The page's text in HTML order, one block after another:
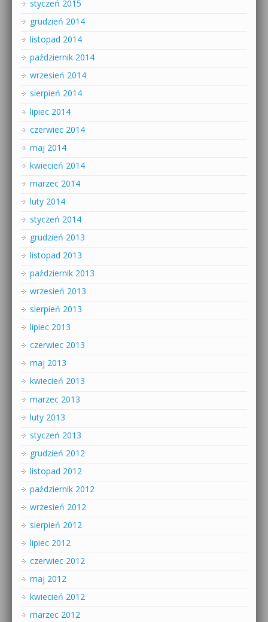
styczeń 2015
grudzień 2014
listopad 2014
październik 2014
wrzesień 2014
sierpień 2014
lipiec 2014
czerwiec 2014
maj 2014
kwiecień 2014
marzec 2014
luty 2014
styczeń 2014
grudzień 2013
listopad 2013
październik 2013
wrzesień 2013
sierpień 2013
lipiec 2013
czerwiec 2013
maj 2013
kwiecień 2013
marzec 2013
luty 2013
styczeń 2013
grudzień 2012
listopad 2012
październik 2012
wrzesień 2012
sierpień 2012
lipiec 2012
czerwiec 2012
maj 2012
kwiecień 2012
marzec 2012